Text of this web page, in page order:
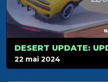
DESERT UPDATE:
22 mai 2024